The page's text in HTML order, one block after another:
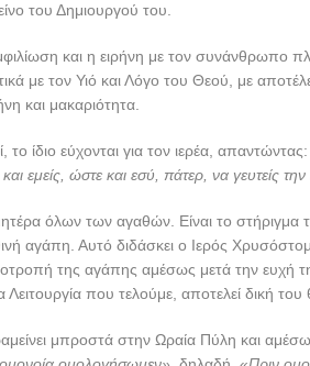
του Δημιουργού του.
και η ειρήνη με τον συνάνθρωπο
με τον Υιό και Λόγο του Θεού, με
και μακαριότητα.
το ίδιο εύχονται για τον ιερέα,
εμείς, ώστε και εσύ, πάτερ, να γευτείς
όλων των αγαθών. Είναι το στήριγμα
αγάπη. Αυτό διδάσκει ο Ιερός
της αγάπης αμέσως μετά την ευχή
Λειτουργία που τελούμε, αποτελεί δική
μπροστά στην Ωραία Πύλη και